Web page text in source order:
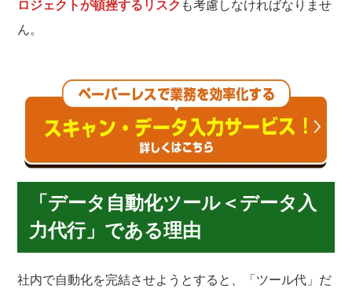
ロジェクトが頓挫するリスク も考慮しなければなりませ
ん。
「データ自動化ツール＜データ入
力代行」である理由
社内で自動化を完結させようとすると、「ツール代」だ